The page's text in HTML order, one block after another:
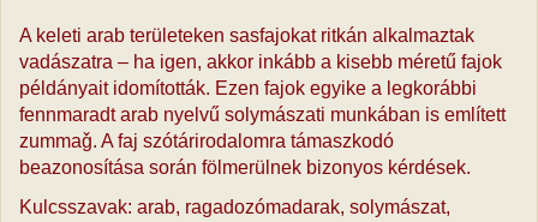
A keleti arab területeken sasfajokat ritkán alkalmaztak
vadászatra – ha igen, akkor inkább a ki­sebb méretű fajok
példányait idomították. Ezen fajok egyike a legkorábbi
fennmaradt arab nyelvű solymá­szati munkában is említett
zummaǧ. A faj szótárirodalomra támaszkodó
beazonosítása során fölmerülnek bizonyos kérdések.
Kulcsszavak: arab, ragadozómadarak, solymászat,